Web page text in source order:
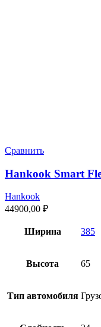
Сравнить
Hankook Smart
Hankook
44900,00 ₽
Ширина 385
Высота 65
Тип автомобиля